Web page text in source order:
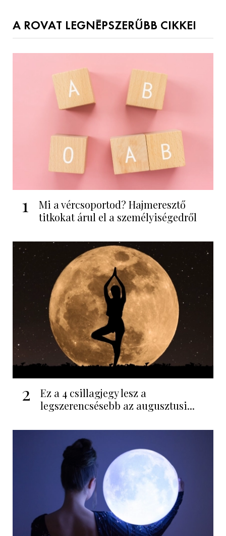
A ROVAT LEGNÉPSZERŰBB CIKKEI
1
Mi a vércsoportod? Hajmeresztő
titkokat árul el a személyiségedről
2
Ez a 4 csillagjegy lesz a
legszerencsésebb az augusztusi...